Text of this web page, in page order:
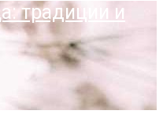
традиции и